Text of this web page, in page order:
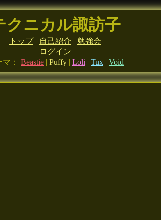
クニカル諏訪子
トップ 自己紹介
勉強会
ログイン
マ： Beastie | Puffy | Loli | Tux | Void